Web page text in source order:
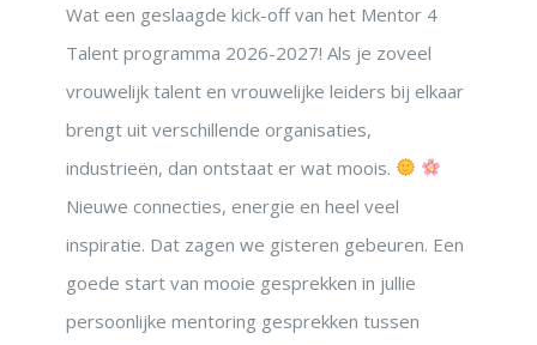
Wat een geslaagde kick-off van het Mentor 4
Talent programma 2026-2027! Als je zoveel
vrouwelijk talent en vrouwelijke leiders bij elkaar
brengt uit verschillende organisaties,
industrieën, dan ontstaat er wat moois.
Nieuwe connecties, energie en heel veel
inspiratie. Dat zagen we gisteren gebeuren. Een
goede start van mooie gesprekken in jullie
persoonlijke mentoring gesprekken tussen